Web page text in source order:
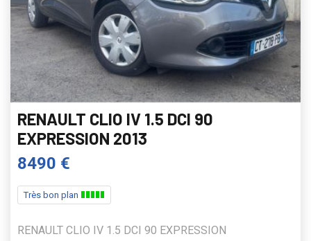
RENAULT CLIO IV 1.5 DCI 90
EXPRESSION 2013
8490 €
Très bon plan
RENAULT CLIO IV 1.5 DCI 90 EXPRESSION